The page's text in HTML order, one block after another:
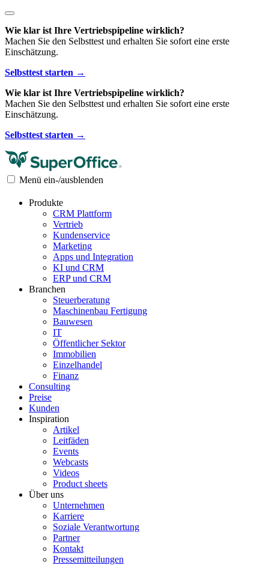
Wie klar ist Ihre Vertriebspipeline wirklich?
Machen Sie den Selbsttest und erhalten Sie sofort eine erste
Einschätzung.
Selbsttest starten →
Wie klar ist Ihre Vertriebspipeline wirklich?
Machen Sie den Selbsttest und erhalten Sie sofort eine erste
Einschätzung.
Selbsttest starten →
Menü ein-/ausblenden
Produkte
CRM Plattform
Vertrieb
Kundenservice
Marketing
Apps und Integration
KI und CRM
ERP und CRM
Branchen
Steuerberatung
Maschinenbau Fertigung
Bauwesen
IT
Öffentlicher Sektor
Immobilien
Einzelhandel
Finanz
Consulting
Preise
Kunden
Inspiration
Artikel
Leitfäden
Events
Webcasts
Videos
Product sheets
Über uns
Unternehmen
Karriere
Soziale Verantwortung
Partner
Kontakt
Pressemitteilungen